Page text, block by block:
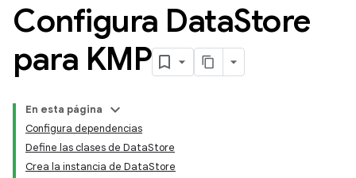
Configura DataStore
para KMP
En esta página
Configura dependencias
Define las clases de DataStore
Crea la instancia de DataStore